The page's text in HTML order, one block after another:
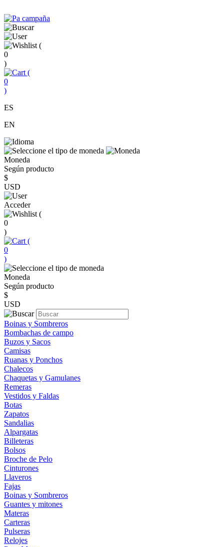
(
0
)
(
0
)
ES
EN
Moneda
Según producto
$
USD
Acceder
(
0
)
(
0
)
Moneda
Según producto
$
USD
Boinas y Sombreros
Bombachas de campo
Buzos y Sacos
Camisas
Ruanas y Ponchos
Chalecos
Chaquetas y Gamulanes
Remeras
Vestidos y Faldas
Botas
Zapatos
Sandalias
Alpargatas
Billeteras
Bolsos
Broche de Pelo
Cinturones
Llaveros
Fajas
Boinas y Sombreros
Guantes y mitones
Materas
Carteras
Pulseras
Relojes